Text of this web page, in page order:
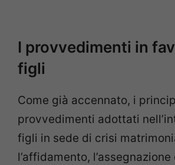
I provvedimenti in
figli
Come già accennato, i
provvedimenti adottati
figli in sede di crisi
l’affidamento,